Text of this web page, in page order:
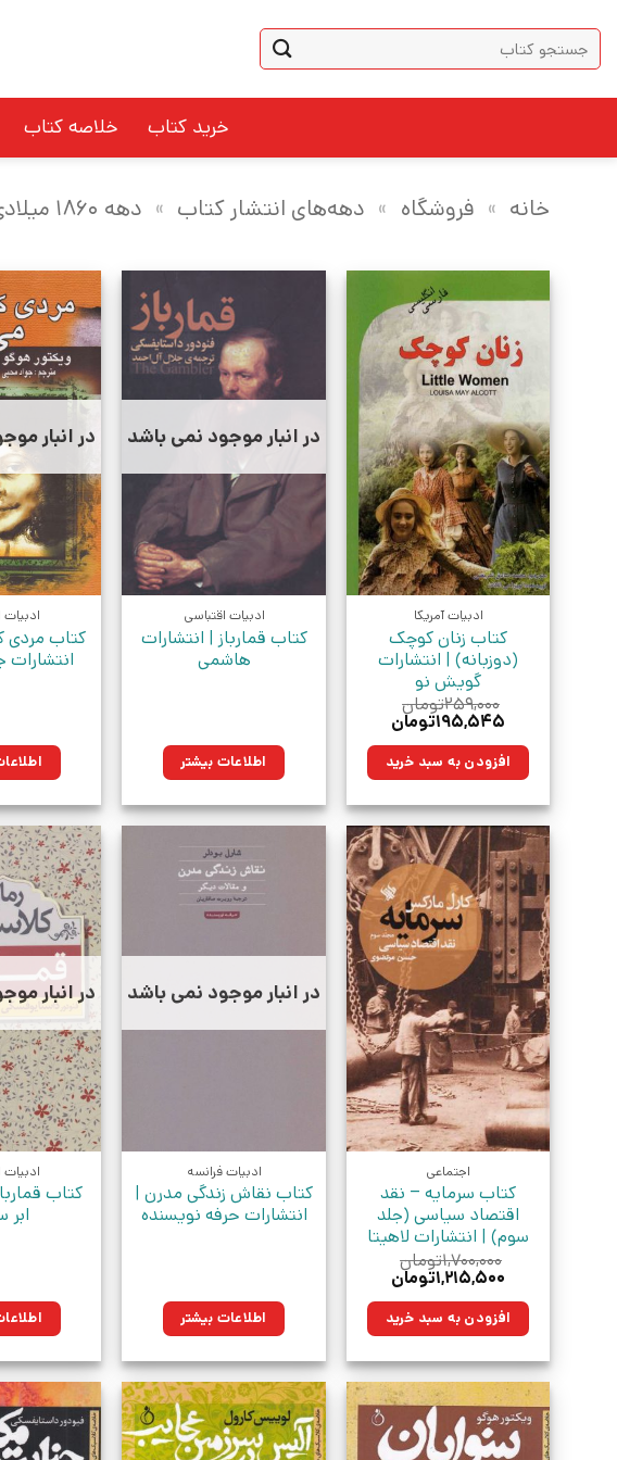
content
جستجو
برای:
خرید کتاب خلاصه کتاب
خانه » فروشگاه » دهه‌های انتشار کتاب » دهه 1860 میلادی
ادبیات آمریکا
کتاب زنان کوچک
(دوزبانه) | انتشارات
گویش نو
۲۵۹,۰۰۰تومان
قیمت
۲۵۹,۰۰۰تومان
بود.
۱۹۵,۵۴۵تومانقیمت
۱۹۵,۵۴۵تومان.افزودن به سبد خرید
در انبار موجود نمی باشد
ادبیات اقتباسی
کتاب قمارباز | انتشارات
هاشمی
اطلاعات بیشتر
در انبار
ادبیات
کتاب مردی
انتشارات
اجتماعی
کتاب سرمایه – نقد
اقتصاد سیاسی (جلد
سوم) | انتشارات لاهیتا
۱,۷۰۰,۰۰۰تومان
قیمت
۱,۷۰۰,۰۰۰تومان
بود.
۱,۲۱۵,۵۰۰تومانقیمت
۱,۲۱۵,۵۰۰تومان.افزودن به سبد خرید
در انبار موجود نمی باشد
ادبیات فرانسه
کتاب نقاش زندگی مدرن |
انتشارات حرفه نویسنده
اطلاعات بیشتر
در انبار
ادبیات
کتاب